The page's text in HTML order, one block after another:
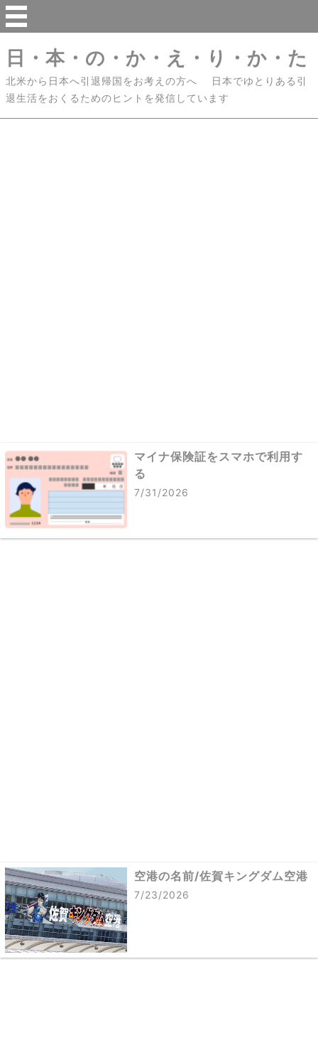
日・本・の・か・え・り・か・た
北米から日本へ引退帰国をお考えの方へ 日本でゆとりある引
退生活をおくるためのヒントを発信しています
マイナ保険証をスマホで利用す
る
7/31/2026
空港の名前/佐賀キングダム空港
7/23/2026